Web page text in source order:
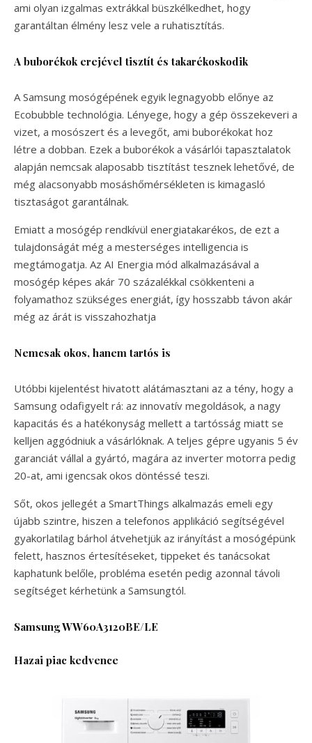
ami olyan izgalmas extrákkal büszkélkedhet, hogy
garantáltan élmény lesz vele a ruhatisztítás.
A buborékok erejével tisztít és takarékoskodik
A Samsung mosógépének egyik legnagyobb előnye az
Ecobubble technológia. Lényege, hogy a gép összekeveri a
vizet, a mosószert és a levegőt, ami buborékokat hoz
létre a dobban. Ezek a buborékok a vásárlói tapasztalatok
alapján nemcsak alaposabb tisztítást tesznek lehetővé, de
még alacsonyabb mosáshőmérsékleten is kimagasló
tisztaságot garantálnak.
Emiatt a mosógép rendkívül energiatakarékos, de ezt a
tulajdonságát még a mesterséges intelligencia is
megtámogatja. Az AI Energia mód alkalmazásával a
mosógép képes akár 70 százalékkal csökkenteni a
folyamathoz szükséges energiát, így hosszabb távon akár
még az árát is visszahozhatja
Nemcsak okos, hanem tartós is
Utóbbi kijelentést hivatott alátámasztani az a tény, hogy a
Samsung odafigyelt rá: az innovatív megoldások, a nagy
kapacitás és a hatékonyság mellett a tartósság miatt se
kelljen aggódniuk a vásárlóknak. A teljes gépre ugyanis 5 év
garanciát vállal a gyártó, magára az inverter motorra pedig
20-at, ami igencsak okos döntéssé teszi.
Sőt, okos jellegét a SmartThings alkalmazás emeli egy
újabb szintre, hiszen a telefonos applikáció segítségével
gyakorlatilag bárhol átvehetjük az irányítást a mosógépünk
felett, hasznos értesítéseket, tippeket és tanácsokat
kaphatunk belőle, probléma esetén pedig azonnal távoli
segítséget kérhetünk a Samsungtól.
Samsung WW60A3120BE/LE
Hazai piac kedvence